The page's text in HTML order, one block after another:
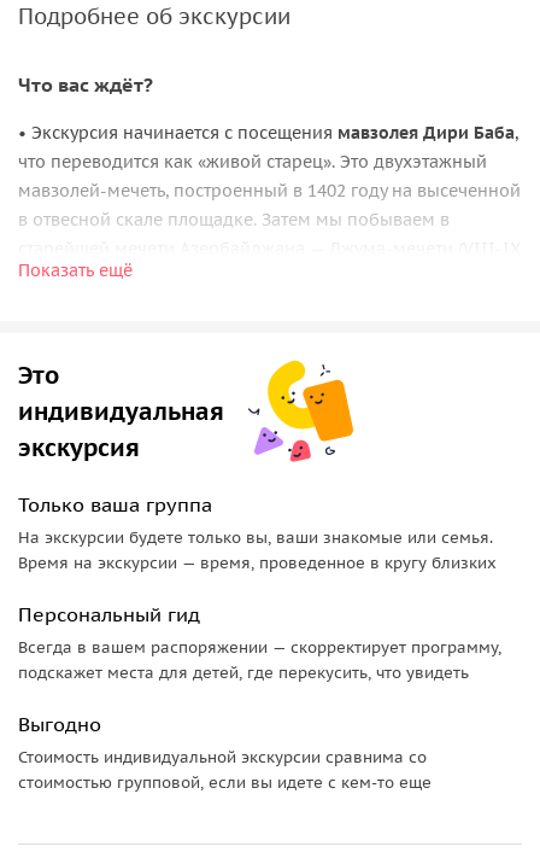
Подробнее об экскурсии
Что вас ждёт?
• Экскурсия начинается с посещения мавзолея Дири Баба,
что переводится как «живой старец». Это двухэтажный
мавзолей-мечеть, построенный в 1402 году на высеченной
в отвесной скале площадке. Затем мы побываем в
века) в городе Шемаха (город-родина Шамаханской
по подвесному мосту над бурной горной рекой. Сам Лагич
располагается в 180 километрах на северо-западе от Баку
на высоте 1300 метров над уровнем моря. Это старинный
центр кустарного производства медной посуды и чеканки.
Построенный по принципу квартальной застройки, он
средневекового градостроительного и архитектурного
системой канализации и водоснабжения.
• По прибытии в Лагич мы пообедаем в одном из
ресторанов, либо в гостях у местного жителя — на ваш
выбор. Затем мы прогуляемся по Лагичу, посетим
плавильные печи и мастерские
дней, подземную баню и старинную мечеть. В
Показать ещё
Это
индивидуальная
экскурсия
Только ваша группа
На экскурсии будете только вы, ваши знакомые или семья.
Время на экскурсии — время, проведенное в кругу близких
Персональный гид
Всегда в вашем распоряжении — скорректирует программу,
подскажет места для детей, где перекусить, что увидеть
Выгодно
Стоимость индивидуальной экскурсии сравнима со
стоимостью групповой, если вы идете с кем-то еще